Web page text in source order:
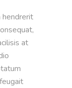
hendrerit
at